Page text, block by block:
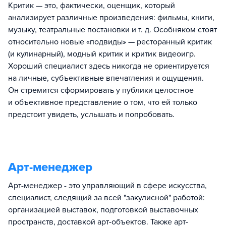
Критик — это, фактически, оценщик, который
анализирует различные произведения: фильмы, книги,
музыку, театральные постановки и т. д. Особняком стоят
относительно новые «подвиды» — ресторанный критик
(и кулинарный), модный критик и критик видеоигр.
Хороший специалист здесь никогда не ориентируется
на личные, субъективные впечатления и ощущения.
Он стремится сформировать у публики целостное
и объективное представление о том, что ей только
предстоит увидеть, услышать и попробовать.
Арт-менеджер
Арт-менеджер - это управляющий в сфере искусства,
специалист, следящий за всей "закулисной" работой:
организацией выставок, подготовкой выставочных
пространств, доставкой арт-объектов. Также арт-